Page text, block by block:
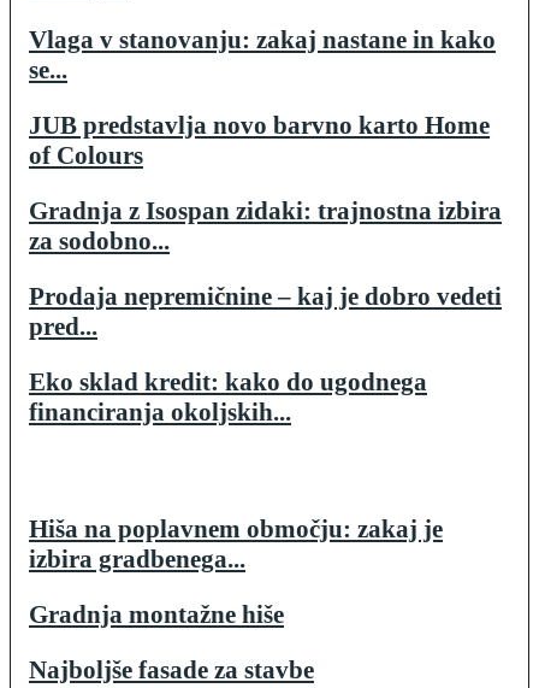
Vlaga v stanovanju: zakaj nastane in kako
se...
JUB predstavlja novo barvno karto Home
of Colours
Gradnja z Isospan zidaki: trajnostna izbira
za sodobno...
Prodaja nepremičnine – kaj je dobro vedeti
pred...
Eko sklad kredit: kako do ugodnega
financiranja okoljskih...
Hiša na poplavnem območju: zakaj je
izbira gradbenega...
Gradnja montažne hiše
Najboljše fasade za stavbe